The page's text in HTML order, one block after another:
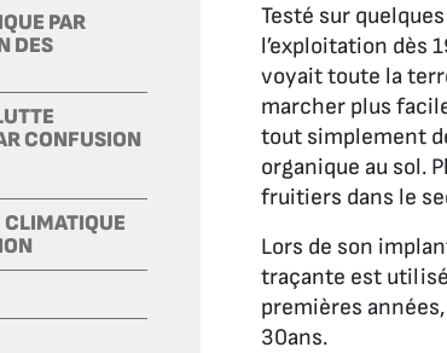
PAR
DES
CONFUSION
Testé sur
l’exploitation dès
voyait toute la
marcher plus
tout simplement
organique au sol.
fruitiers dans le
Lors de son
traçante est
premières
30ans.